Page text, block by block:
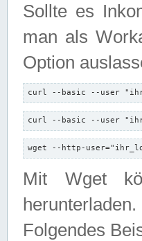
Sollte es
man als
Option
curl --basic --user
curl --basic --user
wget --http-
Mit Wget
herunterladen.
Folgendes